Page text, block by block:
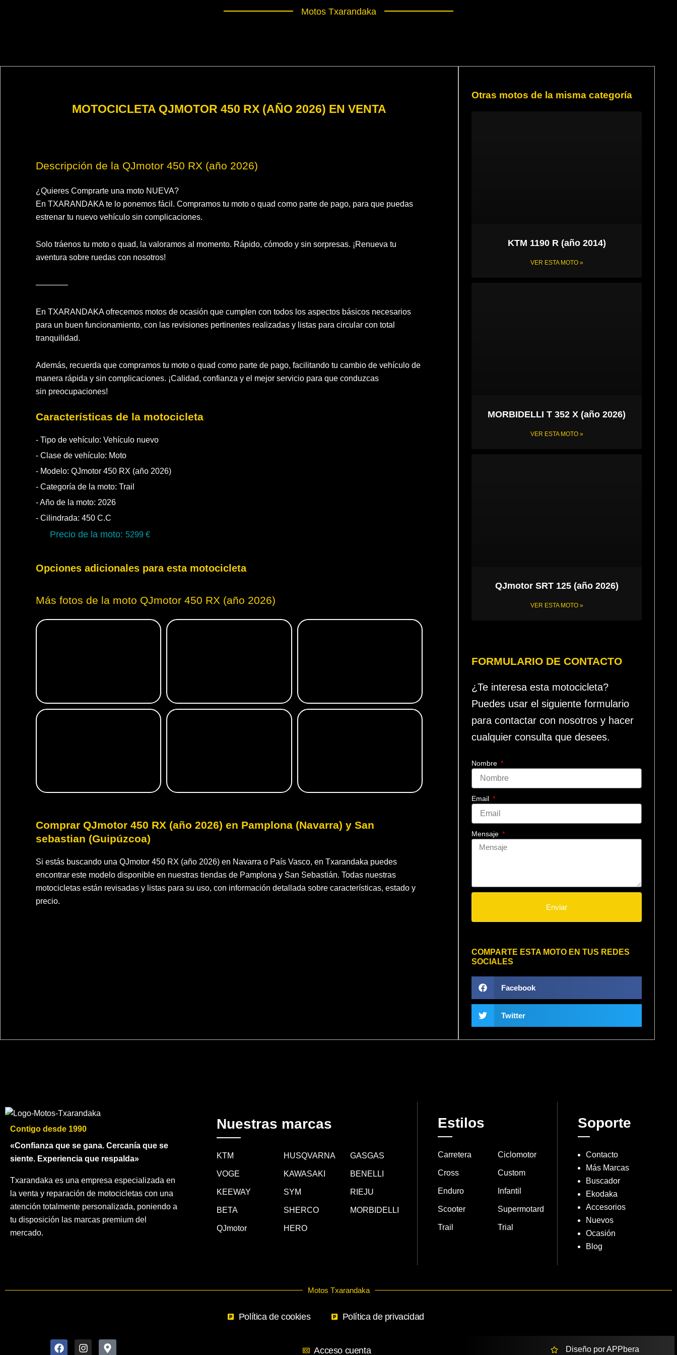
Motos Txarandaka
MOTOCICLETA QJMOTOR 450 RX (AÑO 2026) EN VENTA
Descripción de la QJmotor 450 RX (año 2026)
¿Quieres Comprarte una moto NUEVA?
En TXARANDAKA te lo ponemos fácil. Compramos tu moto o quad como parte de pago, para que puedas
estrenar tu nuevo vehículo sin complicaciones.
Solo tráenos tu moto o quad, la valoramos al momento. Rápido, cómodo y sin sorpresas. ¡Renueva tu
aventura sobre ruedas con nosotros!
————
En TXARANDAKA ofrecemos motos de ocasión que cumplen con todos los aspectos básicos necesarios
para un buen funcionamiento, con las revisiones pertinentes realizadas y listas para circular con total
tranquilidad.
Además, recuerda que compramos tu moto o quad como parte de pago, facilitando tu cambio de vehículo de
manera rápida y sin complicaciones. ¡Calidad, confianza y el mejor servicio para que conduzcas
sin preocupaciones!
Características de la motocicleta
- Tipo de vehículo: Vehículo nuevo
- Clase de vehículo: Moto
- Modelo: QJmotor 450 RX (año 2026)
- Categoría de la moto: Trail
- Año de la moto: 2026
- Cilindrada: 450 C.C
Precio de la moto: 5299 €
Opciones adicionales para esta motocicleta
Más fotos de la moto QJmotor 450 RX (año 2026)
Comprar QJmotor 450 RX (año 2026) en Pamplona (Navarra) y San
sebastian (Guipúzcoa)
Si estás buscando una QJmotor 450 RX (año 2026) en Navarra o País Vasco, en Txarandaka puedes
encontrar este modelo disponible en nuestras tiendas de Pamplona y San Sebastián. Todas nuestras
motocicletas están revisadas y listas para su uso, con información detallada sobre características, estado y
precio.
Otras motos de la misma categoría
KTM 1190 R (año 2014)
VER ESTA MOTO »
MORBIDELLI T 352 X (año 2026)
VER ESTA MOTO »
QJmotor SRT 125 (año 2026)
VER ESTA MOTO »
FORMULARIO DE CONTACTO
¿Te interesa esta motocicleta?
Puedes usar el siguiente formulario
para contactar con nosotros y hacer
cualquier consulta que desees.
Nombre
Email
Mensaje
Enviar
COMPARTE ESTA MOTO EN TUS REDES
SOCIALES
Facebook
Twitter
Contigo desde 1990
«Confianza que se gana. Cercanía que se
siente. Experiencia que respalda»
Txarandaka es una empresa especializada en
la venta y reparación de motocicletas con una
atención totalmente personalizada, poniendo a
tu disposición las marcas premium del
mercado.
Nuestras marcas
KTM HUSQVARNA GASGAS
VOGE KAWASAKI BENELLI
KEEWAY SYM RIEJU
BETA SHERCO MORBIDELLI
QJmotor HERO
Estilos
Carretera Ciclomotor
Cross Custom
Enduro Infantil
Scooter Supermotard
Trail Trial
Soporte
Contacto
Más Marcas
Buscador
Ekodaka
Accesorios
Nuevos
Ocasión
Blog
Motos Txarandaka
F
I
M
Política de cookies Política de privacidad
Acceso cuenta Diseño por APPbera